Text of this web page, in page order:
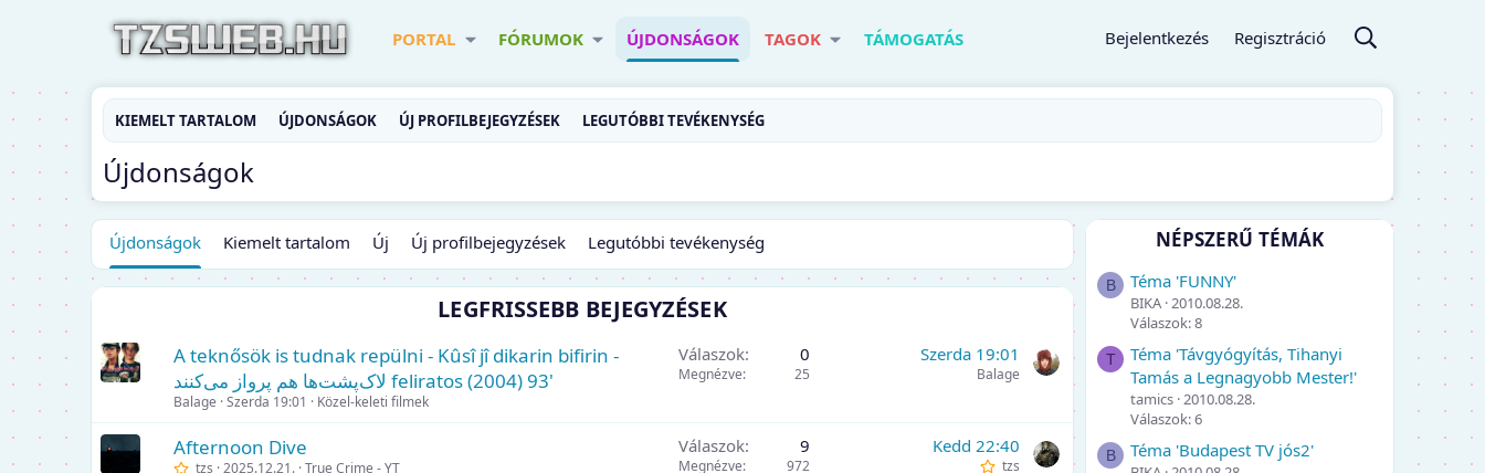
PORTAL FÓRUMOK ÚJDONSÁGOK TAGOK TÁMOGATÁS Bejelentkezés Regisztráció
KIEMELT TARTALOM ÚJDONSÁGOK ÚJ PROFILBEJEGYZÉSEK LEGUTÓBBI TEVÉKENYSÉG
Újdonságok
Újdonságok Kiemelt tartalom Új Új profilbejegyzések Legutóbbi tevékenység
LEGFRISSEBB BEJEGYZÉSEK
A teknősök is tudnak repülni - Kûsî jî dikarin bifirin -
لاک‌پشت‌ها هم پرواز می‌کنند feliratos (2004) 93'
Balage Szerda 19:01 Közel-keleti filmek
Válaszok 0
Megnézve 25
Szerda 19:01
Balage
Afternoon Dive
tzs 2025.12.21. True Crime - YT
Válaszok 9
Megnézve 972
Kedd 22:40
tzs
NÉPSZERŰ TÉMÁK
B Téma 'FUNNY'
BIKA 2010.08.28.
Válaszok: 8
T
Téma 'Távgyógyítás, Tihanyi
Tamás a Legnagyobb Mester!'
tamics 2010.08.28.
Válaszok: 6
B Téma 'Budapest TV jós2'